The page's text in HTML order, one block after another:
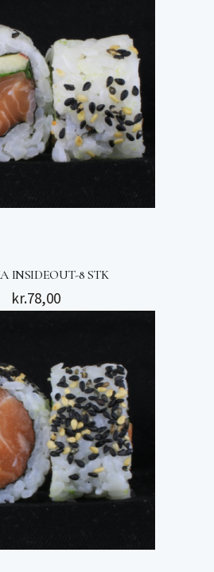
INSIDEOUT-8 STK
kr.78,00